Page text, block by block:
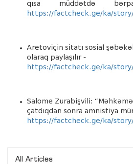
qısa müddətdə
https://factcheck.ge/ka/
Aretoviçin sitatı sosial
olaraq paylaşılır -
https://factcheck.ge/ka/
Salome Zurabişvili:
çatdıqdan sonra amnistiya
https://factcheck.ge/ka/
All Articles